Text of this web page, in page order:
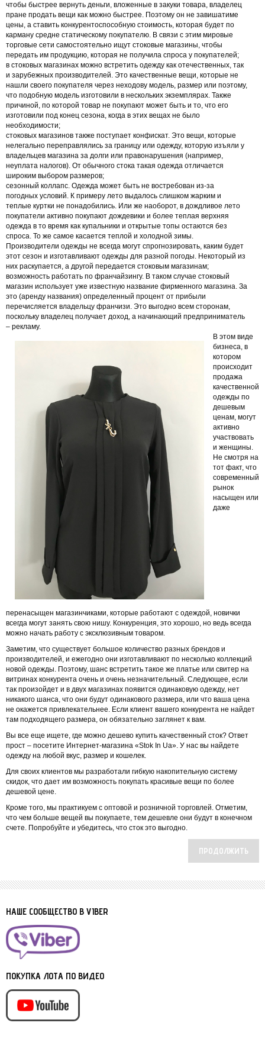
чтобы быстрее вернуть деньги, вложенные в закуки товара, владелец
пране продать вещи как можно быстрее. Поэтому он не завишатиме
цены, а ставить конкурентоспособную стоимость, которая будет по
карману средне статическому покупателю. В связи с этим мировые
торговые сети самостоятельно ищут стоковые магазины, чтобы
передать им продукцию, которая не получила спроса у покупателей;
в стоковых магазинах можно встретить одежду как отечественных, так
и зарубежных производителей. Это качественные вещи, которые не
нашли своего покупателя через неходову модель, размер или поэтому,
что подобную модель изготовили в нескольких экземплярах. Также
причиной, по которой товар не покупают может быть и то, что его
изготовили под конец сезона, когда в этих вещах не было
необходимости;
стоковых магазинов также поступает конфискат. Это вещи, которые
нелегально переправлялись за границу или одежду, которую изъяли у
владельцев магазина за долги или правонарушения (например,
неуплата налогов). От обычного стока такая одежда отличается
широким выбором размеров;
сезонный коллапс. Одежда может быть не востребован из-за
погодных условий. К примеру лето выдалось слишком жарким и
теплые куртки не понадобились. Или же наоборот, в дождливое лето
покупатели активно покупают дождевики и более теплая верхняя
одежда в то время как купальники и открытые топы остаются без
спроса. То же самое касается теплой и холодной зимы.
Производители одежды не всегда могут спрогнозировать, каким будет
этот сезон и изготавливают одежды для разной погоды. Некоторый из
них раскупается, а другой передается стоковым магазинам;
возможность работать по франчайзингу. В таком случае стоковый
магазин использует уже известную название фирменного магазина. За
это (аренду названия) определенный процент от прибыли
перечисляется владельцу франчизи. Это выгодно всем сторонам,
поскольку владелец получает доход, а начинающий предприниматель
– рекламу.
В этом виде
бизнеса, в
котором
происходит
продажа
качественной
одежды по
дешевым
ценам, могут
активно
участвовать
и женщины.
Не смотря на
тот факт, что
современный
рынок
насыщен или
даже
перенасыщен магазинчиками, которые работают с одеждой, новички
всегда могут занять свою нишу. Конкуренция, это хорошо, но ведь всегда
можно начать работу с эксклюзивным товаром.
Заметим, что существует большое количество разных брендов и
производителей, и ежегодно они изготавливают по несколько коллекций
новой одежды. Поэтому, шанс встретить такое же платье или свитер на
витринах конкурента очень и очень незначительный. Следующее, если
так произойдет и в двух магазинах появится одинаковую одежду, нет
никакого шанса, что они будут одинакового размера, или что ваша цена
не окажется привлекательнее. Если клиент вашего конкурента не найдет
там подходящего размера, он обязательно заглянет к вам.
Вы все еще ищете, где можно дешево купить качественный сток? Ответ
прост – посетите Интернет-магазина «Stok In Ua». У нас вы найдете
одежду на любой вкус, размер и кошелек.
Для своих клиентов мы разработали гибкую накопительную систему
скидок, что дает им возможность покупать красивые вещи по более
дешевой цене.
Кроме того, мы практикуем с оптовой и розничной торговлей. Отметим,
что чем больше вещей вы покупаете, тем дешевле они будут в конечном
счете. Попробуйте и убедитесь, что сток это выгодно.
ПРОДОЛЖИТЬ
НАШЕ СООБЩЕСТВО В VIBER
ПОКУПКА ЛОТА ПО ВИДЕО